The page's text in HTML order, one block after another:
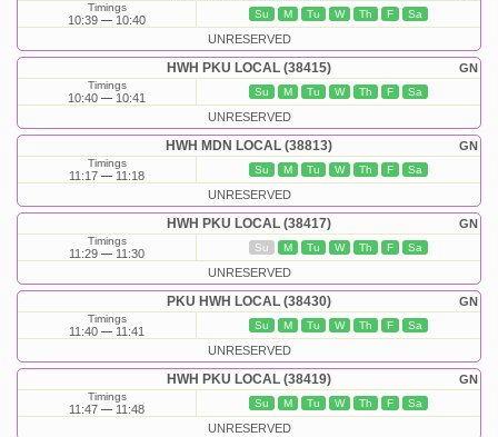
Timings
10:39 10:40 Su M Tu W Th F Sa
UNRESERVED
GN
HWH PKU LOCAL (38415)
Timings
10:40 10:41 Su M Tu W Th F Sa
UNRESERVED
GN
HWH MDN LOCAL (38813)
Timings
11:17 11:18 Su M Tu W Th F Sa
UNRESERVED
GN
HWH PKU LOCAL (38417)
Timings
11:29 11:30 Su M Tu W Th F Sa
UNRESERVED
GN
PKU HWH LOCAL (38430)
Timings
11:40 11:41 Su M Tu W Th F Sa
UNRESERVED
GN
HWH PKU LOCAL (38419)
Timings
11:47 11:48 Su M Tu W Th F Sa
UNRESERVED